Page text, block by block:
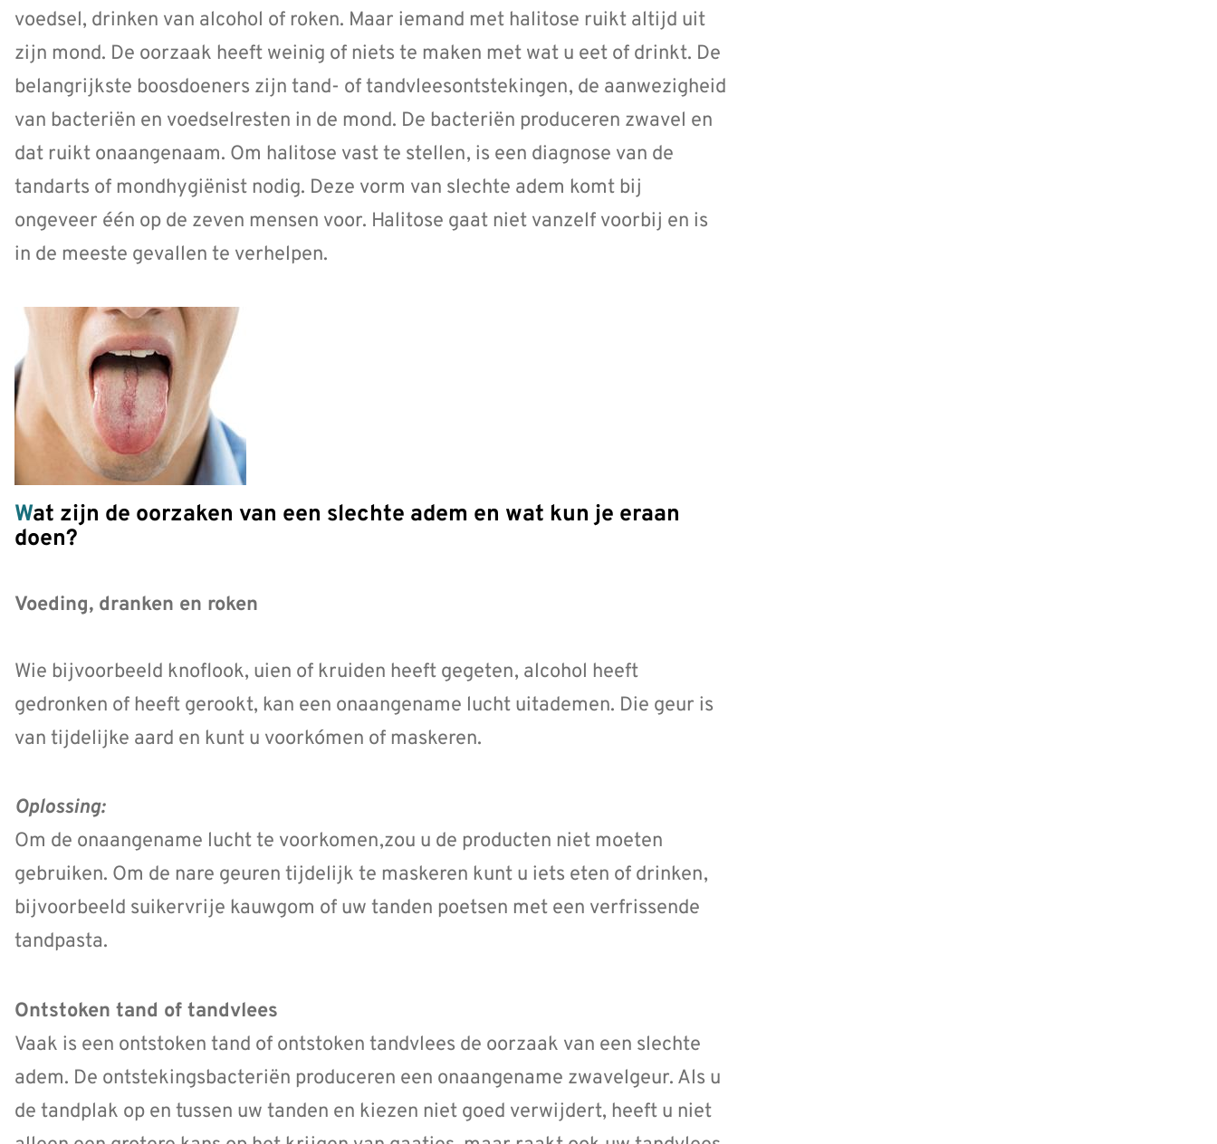
voedsel, drinken van alcohol of roken. Maar iemand met halitose ruikt altijd uit
zijn mond. De oorzaak heeft weinig of niets te maken met wat u eet of drinkt. De
belangrijkste boosdoeners zijn tand- of tandvleesontstekingen, de aanwezigheid
van bacteriën en voedselresten in de mond. De bacteriën produceren zwavel en
dat ruikt onaangenaam. Om halitose vast te stellen, is een diagnose van de
tandarts of mondhygiënist nodig. Deze vorm van slechte adem komt bij
ongeveer één op de zeven mensen voor. Halitose gaat niet vanzelf voorbij en is
in de meeste gevallen te verhelpen.
Wat zijn de oorzaken van een slechte adem en wat kun je eraan
doen?
Voeding, dranken en roken
Wie bijvoorbeeld knoflook, uien of kruiden heeft gegeten, alcohol heeft
gedronken of heeft gerookt, kan een onaangename lucht uitademen. Die geur is
van tijdelijke aard en kunt u voorkómen of maskeren.
Oplossing:
Om de onaangename lucht te voorkomen,zou u de producten niet moeten
gebruiken. Om de nare geuren tijdelijk te maskeren kunt u iets eten of drinken,
bijvoorbeeld suikervrije kauwgom of uw tanden poetsen met een verfrissende
tandpasta.
Ontstoken tand of tandvlees
Vaak is een ontstoken tand of ontstoken tandvlees de oorzaak van een slechte
adem. De ontstekingsbacteriën produceren een onaangename zwavelgeur. Als u
de tandplak op en tussen uw tanden en kiezen niet goed verwijdert, heeft u niet